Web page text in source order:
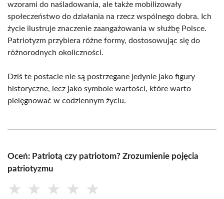
wzorami do naśladowania, ale także mobilizowały
społeczeństwo do działania na rzecz wspólnego dobra. Ich
życie ilustruje znaczenie zaangażowania w służbę Polsce.
Patriotyzm przybiera różne formy, dostosowując się do
różnorodnych okoliczności.
Dziś te postacie nie są postrzegane jedynie jako figury
historyczne, lecz jako symbole wartości, które warto
pielęgnować w codziennym życiu.
Oceń: Patriotą czy patriotom? Zrozumienie pojęcia
patriotyzmu
★ ★ ★ ★ ★